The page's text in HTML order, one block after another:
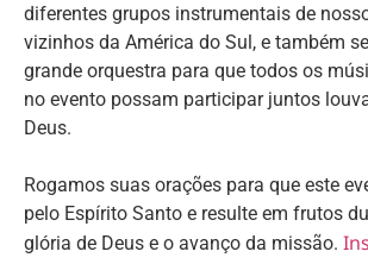
diferentes grupos instrumentais de
vizinhos da América do Sul, e também
grande orquestra para que todos os
no evento possam participar juntos
Deus.
Rogamos suas orações para que este
pelo Espírito Santo e resulte em frutos
glória de Deus e o avanço da missão.